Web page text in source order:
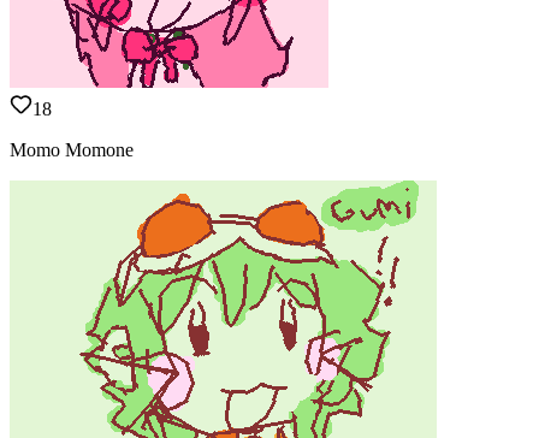
18
Momo Momone